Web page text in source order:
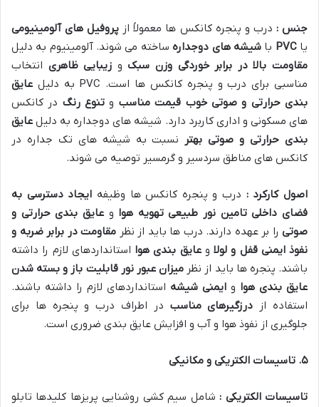
جنس : درب و پنجره کانکس ها معمولاً از پروفیل های آلومینیومی
یاPVC باشیشه های دوجدارهساخته می شوند. آلومینیوم به دلیل
مقاومت بالا در برابر خوردگی وزن سبک و زیبایی ظاهری انتخاب
مناسبی برای درب و پنجره کانکس ها است. PVC به دلیل
عایق
بندی حرارتی و صوتی خوب قیمت مناسب و تنوع رنگ در کانکس
های مسکونی و اداری کاربرد دارد. شیشه های دوجداره به دلیل عایق
بندی حرارتی و صوتی بهتر نسبت به شیشه های تک جداره در
کانکس های مناطق سردسیر و گرمسیر توصیه می شوند.
اصول کارکرد : درب و پنجره کانکس ها وظیفه ایجاد دسترسی به
فضای داخلی تامین نور طبیعی تهویه هوا وعایق بندی حرارتی و
صوتی را بر عهده دارند. درب ها باید از نظر مقاومت در برابر ضربه و
نفوذ ایمنی قفل و لولا وعایق بندی هوا استانداردهای لازم را داشته
باشند. پنجره ها باید از نظر میزان عبور نور قابلیت باز و بسته شدن
عایق بندی هوا و ایمنی شیشه استانداردهای لازم را داشته باشند.
استفاده از درزگیرهای مناسب در اطراف درب و پنجره ها برای
جلوگیری از نفوذ هوا و آب و افزایش عایق بندی ضروری است.
۵. تاسیسات الکتریکی و مکانیکی
تاسیسات الکتریکی : شامل سیم کشی روشنایی پریزها کلیدها تابلو